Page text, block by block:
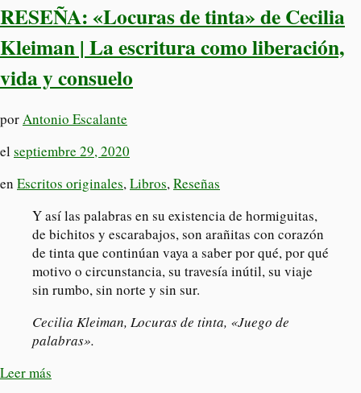
RESEÑA: «Locuras de tinta» de Cecilia
Kleiman | La escritura como liberación,
vida y consuelo
porAntonio Escalante
el septiembre 29, 2020
en Escritos originales,Libros,Reseñas
Y así las palabras en su existencia de hormiguitas,
de bichitos y escarabajos, son arañitas con corazón
de tinta que continúan vaya a saber por qué, por qué
motivo o circunstancia, su travesía inútil, su viaje
sin rumbo, sin norte y sin sur.
Cecilia Kleiman, Locuras de tinta, «Juego de
palabras».
Leer más